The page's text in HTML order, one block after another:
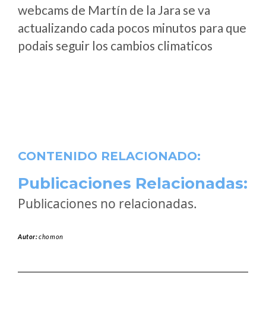
webcams de Martín de la Jara se va
actualizando cada pocos minutos para que
podais seguir los cambios climaticos
CONTENIDO RELACIONADO:
Publicaciones Relacionadas:
Publicaciones no relacionadas.
Autor:chomon